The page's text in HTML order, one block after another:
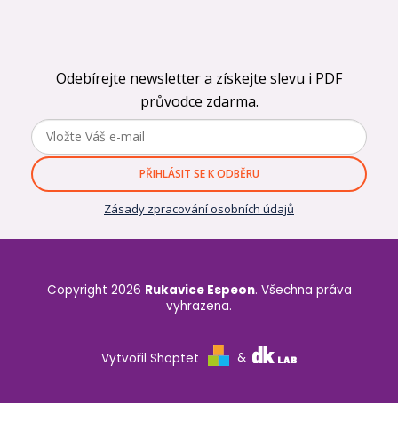
Odebírejte newsletter a získejte slevu i PDF
průvodce zdarma.
PŘIHLÁSIT SE K ODBĚRU
Zásady zpracování osobních údajů
Vytvořil Shoptet &
Copyright 2026 Rukavice Espeon. Všechna práva
vyhrazena.